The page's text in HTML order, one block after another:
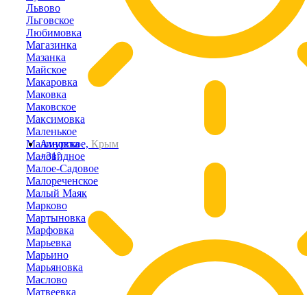
Амурское, Крым
+31°
Львово
Льговское
Любимовка
Магазинка
Мазанка
Майское
Макаровка
Маковка
Маковское
Максимовка
Маленькое
Малиновка
Маловидное
Малое-Садовое
Малореченское
Малый Маяк
Марково
Мартыновка
Марфовка
Марьевка
Марьино
Марьяновка
Маслово
Матвеевка